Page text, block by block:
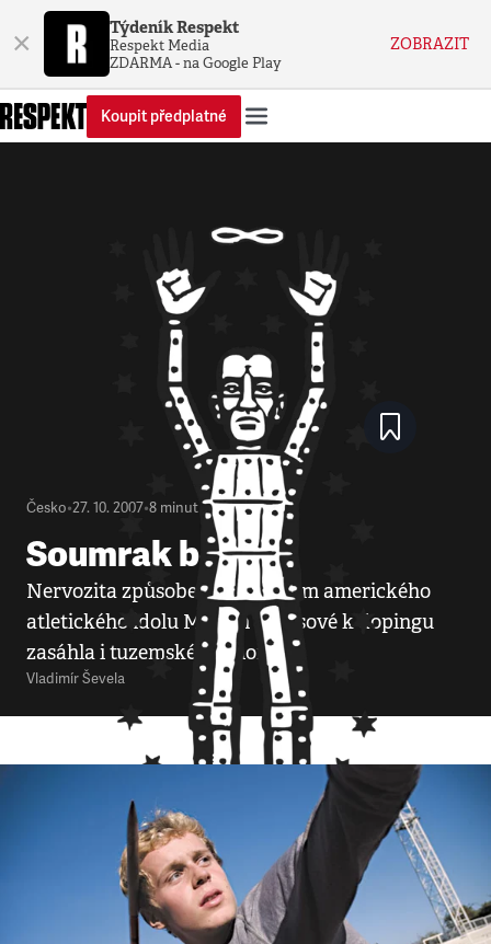
× Týdeník Respekt
Respekt Media
ZDARMA - na Google Play
ZOBRAZIT
Koupit předplatné
Česko•27. 10. 2007•8 minut
Soumrak bohů
Nervozita způsobená přiznáním amerického
atletického idolu Marion Jonesové k dopingu
zasáhla i tuzemské stadiony.
Vladimír Ševela